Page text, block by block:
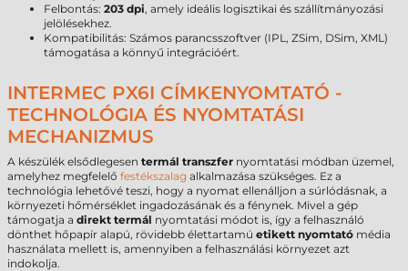
Felbontás: 203 dpi, amely ideális logisztikai és szállítmányozási
jelölésekhez.
Kompatibilitás: Számos parancsszoftver (IPL, ZSim, DSim, XML)
támogatása a könnyű integrációért.
INTERMEC PX6I CÍMKENYOMTATÓ -
TECHNOLÓGIA ÉS NYOMTATÁSI
MECHANIZMUS
A készülék elsődlegesen termál transzfer nyomtatási módban üzemel,
amelyhez megfelelő festékszalag alkalmazása szükséges. Ez a
technológia lehetővé teszi, hogy a nyomat ellenálljon a súrlódásnak, a
környezeti hőmérséklet ingadozásának és a fénynek. Mivel a gép
támogatja a direkt termál nyomtatási módot is, így a felhasználó
dönthet hőpapír alapú, rövidebb élettartamú etikett nyomtató média
használata mellett is, amennyiben a felhasználási környezet azt
indokolja.